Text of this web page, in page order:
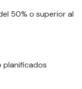
50% o superior al
planificados